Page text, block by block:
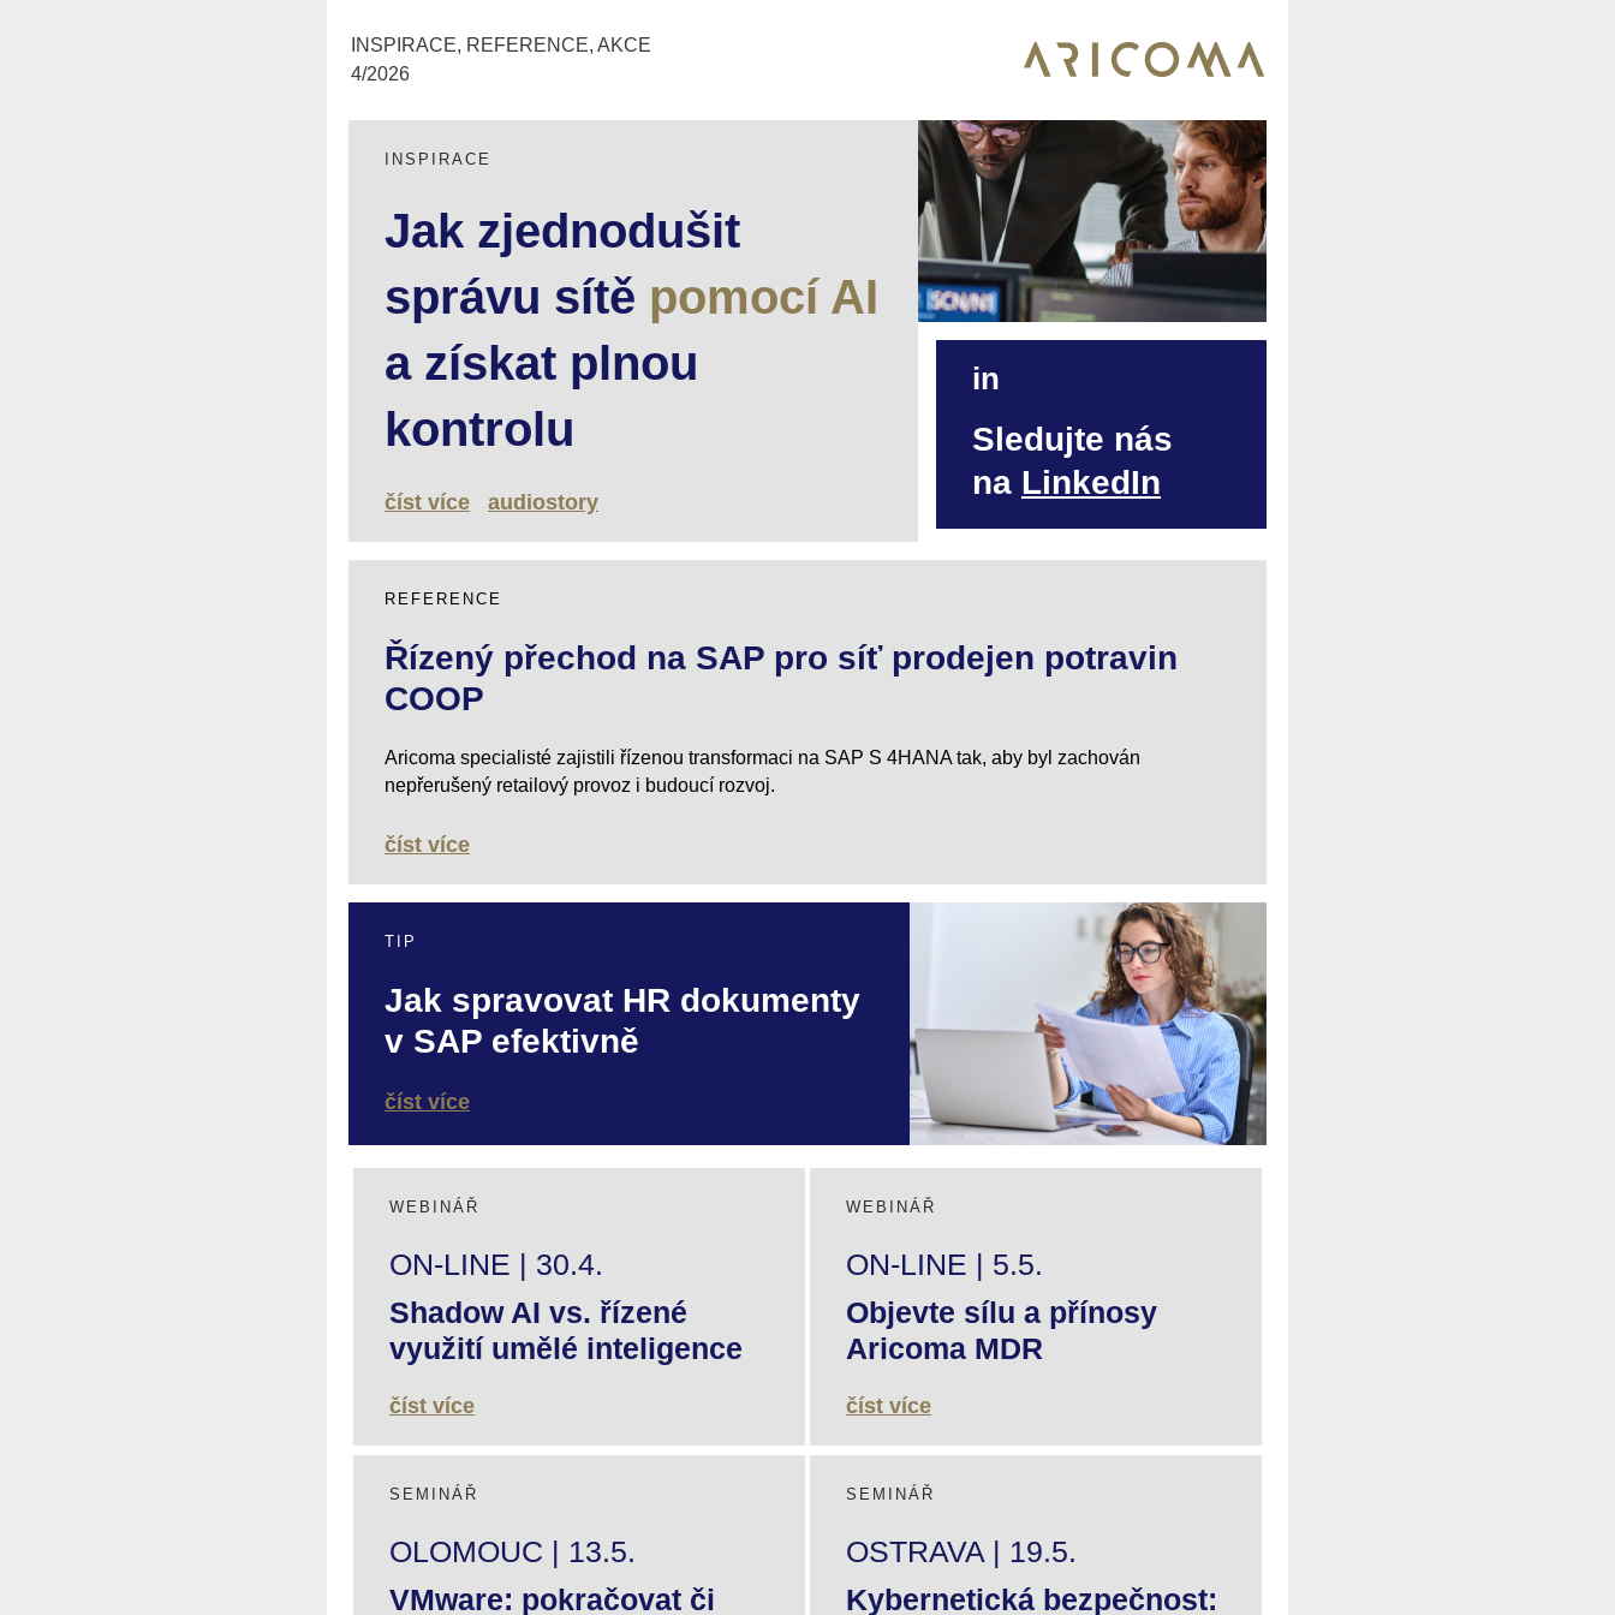
INSPIRACE, REFERENCE, AKCE
4/2026
INSPIRACE
Jak zjednodušit
správu sítě pomocí AI
a získat plnou
kontrolu
číst více audiostory
in
Sledujte nás
na LinkedIn
REFERENCE
Řízený přechod na SAP pro síť prodejen potravin
COOP
Aricoma specialisté zajistili řízenou transformaci na SAP S 4HANA tak, aby byl zachován
nepřerušený retailový provoz i budoucí rozvoj.
číst více
TIP
Jak spravovat HR dokumenty
v SAP efektivně
číst více
WEBINÁŘ
ON-LINE | 30.4.
Shadow AI vs. řízené
využití umělé inteligence
číst více
WEBINÁŘ
ON-LINE | 5.5.
Objevte sílu a přínosy
Aricoma MDR
číst více
SEMINÁŘ
OLOMOUC | 13.5.
VMware: pokračovat či
SEMINÁŘ
OSTRAVA | 19.5.
Kybernetická bezpečnost: